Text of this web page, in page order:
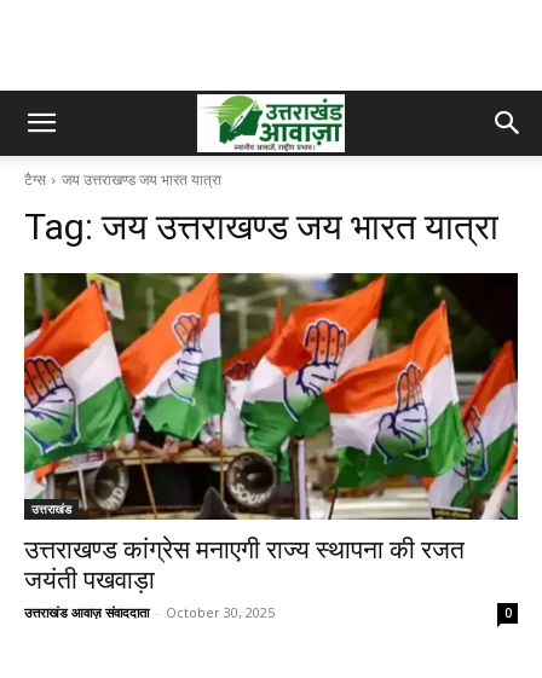
टैग्स जय उत्तराखण्ड जय भारत यात्रा
Tag:जय उत्तराखण्ड जय भारत यात्रा
उत्तराखंड
उत्तराखण्ड कांग्रेस मनाएगी राज्य स्थापना की रजत
जयंती पखवाड़ा
उत्तराखंड आवाज़ संवाददाता - October 30, 2025 0